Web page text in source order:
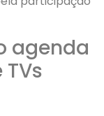
agenda